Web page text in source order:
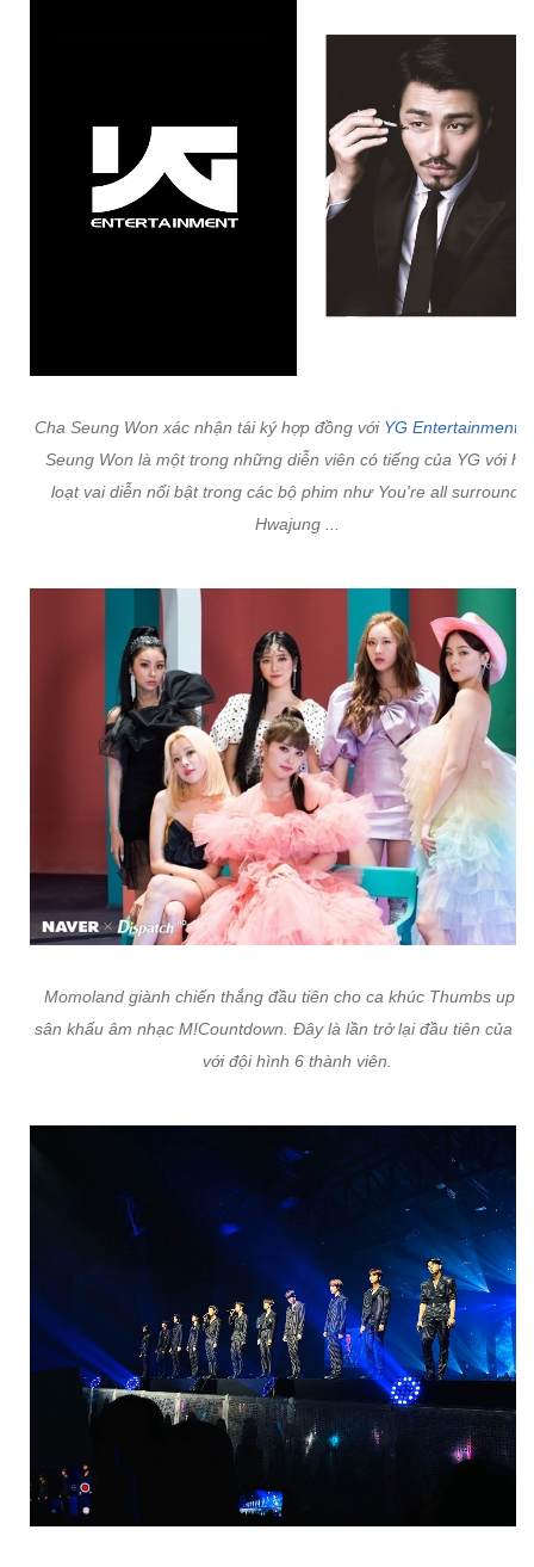
Cha Seung Won xác nhận tái ký hợp đồng với YG Entertainment
Seung Won là một trong những diễn viên có tiếng của YG với
loạt vai diễn nổi bật trong các bộ phim như You're all
Hwajung ...
Momoland giành chiến thắng đầu tiên cho ca khúc Thumbs up
sân khấu âm nhạc M!Countdown. Đây là lần trở lại đầu tiên của
với đội hình 6 thành viên.